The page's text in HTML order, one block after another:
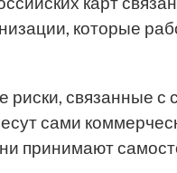
которые
связанные с
сами
принимают